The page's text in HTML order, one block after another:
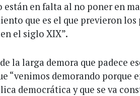
están en falta al no poner en
que es el que previeron los
el siglo XIX”.
la larga demora que padece
“venimos demorando porque
democrática y que se va